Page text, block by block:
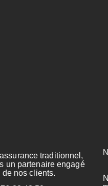
traditionnel,
un partenaire engagé
nos clients.